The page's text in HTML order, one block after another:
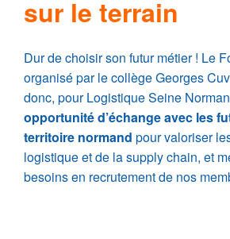
sur le terrain
Dur de choisir son futur métier ! Le
organisé par le collège Georges
donc, pour Logistique Seine
opportunité d’échange avec les
territoire normand pour valoriser
logistique et de la supply chain, et
besoins en recrutement de nos